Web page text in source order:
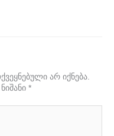
არ იქნება.
*